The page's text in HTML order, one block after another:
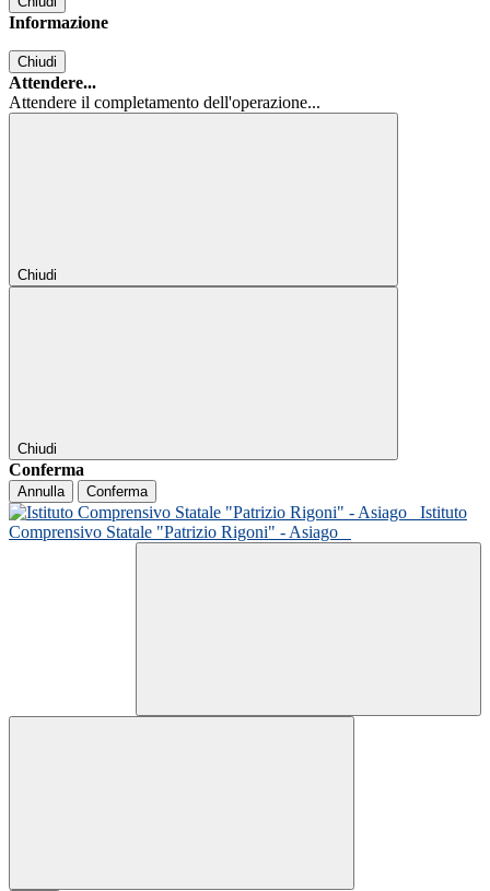
Informazione
Chiudi
Attendere...
Attendere il completamento dell'operazione...
Chiudi
Chiudi
Conferma
Annulla Conferma
Istituto
Comprensivo Statale "Patrizio Rigoni" - Asiago